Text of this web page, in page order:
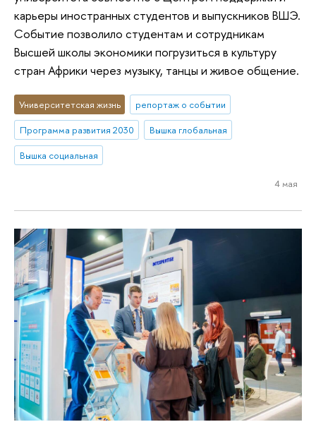
карьеры иностранных студентов и выпускников ВШЭ.
Событие позволило студентам и сотрудникам
Высшей школы экономики погрузиться в культуру
стран Африки через музыку, танцы и живое общение.
Университетская жизнь
репортаж о событии
Программа развития 2030
Вышка глобальная
Вышка социальная
4 мая